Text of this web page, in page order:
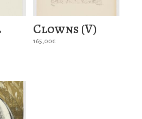
Clowns (V)
165,00€